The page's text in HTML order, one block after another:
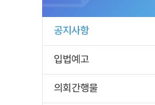
공지사항
입법예고
의회간행물